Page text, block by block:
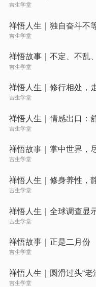
吉生学堂
禅悟人生｜独自奋斗不
吉生学堂
禅悟故事｜不定、不乱
吉生学堂
禅悟人生｜修行相处，
吉生学堂
禅悟人生｜情感出口：
吉生学堂
禅悟故事｜掌中世界，
吉生学堂
禅悟人生｜修身养性，
吉生学堂
吉生学堂
禅悟故事｜正是二月份
吉生学堂
禅悟人生｜圆滑过头“老
吉生学堂